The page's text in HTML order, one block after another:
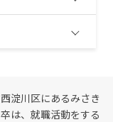
淀川区にあるみさき
は、就職活動をする